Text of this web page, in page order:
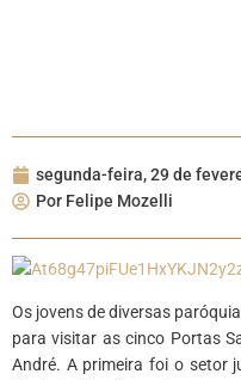
segunda-feira, 29 de
Por Felipe Mozelli
Os jovens de diversas
para visitar as cinco Portas
André. A primeira foi o setor